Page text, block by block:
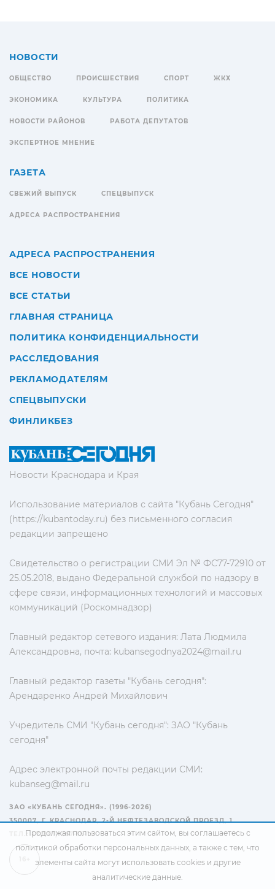
Новости Краснодара и Края
Использование материалов с сайта "Кубань Сегодня"
(https://kubantoday.ru) без письменного согласия
редакции запрещено
Свидетельство о регистрации СМИ Эл № ФС77-72910 от
25.05.2018, выдано Федеральной службой по надзору в
сфере связи, информационных технологий и массовых
коммуникаций (Роскомнадзор)
Главный редактор сетевого издания: Лата Людмила
Александровна, почта: kubansegodnya2024@mail.ru
Главный редактор газеты "Кубань сегодня":
Арендаренко Андрей Михайлович
Учредитель СМИ "Кубань сегодня": ЗАО "Кубань
сегодня"
Адрес электронной почты редакции СМИ:
kubanseg@mail.ru
НОВОСТИ
ОБЩЕСТВО ПРОИСШЕСТВИЯ СПОРТ ЖКХ
ЭКОНОМИКА КУЛЬТУРА ПОЛИТИКА
НОВОСТИ РАЙОНОВ РАБОТА ДЕПУТАТОВ
ЭКСПЕРТНОЕ МНЕНИЕ
ГАЗЕТА
СВЕЖИЙ ВЫПУСК СПЕЦВЫПУСК
АДРЕСА РАСПРОСТРАНЕНИЯ
АДРЕСА РАСПРОСТРАНЕНИЯ
ВСЕ НОВОСТИ
ВСЕ СТАТЬИ
ГЛАВНАЯ СТРАНИЦА
ПОЛИТИКА КОНФИДЕНЦИАЛЬНОСТИ
РАССЛЕДОВАНИЯ
РЕКЛАМОДАТЕЛЯМ
СПЕЦВЫПУСКИ
ФИНЛИКБЕЗ
ЗАО «КУБАНЬ СЕГОДНЯ». (1996-2026)
350007, Г. КРАСНОДАР, 2-Й НЕФТЕЗАВОДСКОЙ ПРОЕЗД, 1
ТЕЛ.: +7(861) 267-15-15
Продолжая пользоваться этим сайтом, вы соглашаетесь с
политикой обработки персональных данных, а также с тем, что
элементы сайта могут использовать cookies и другие
аналитические данные.